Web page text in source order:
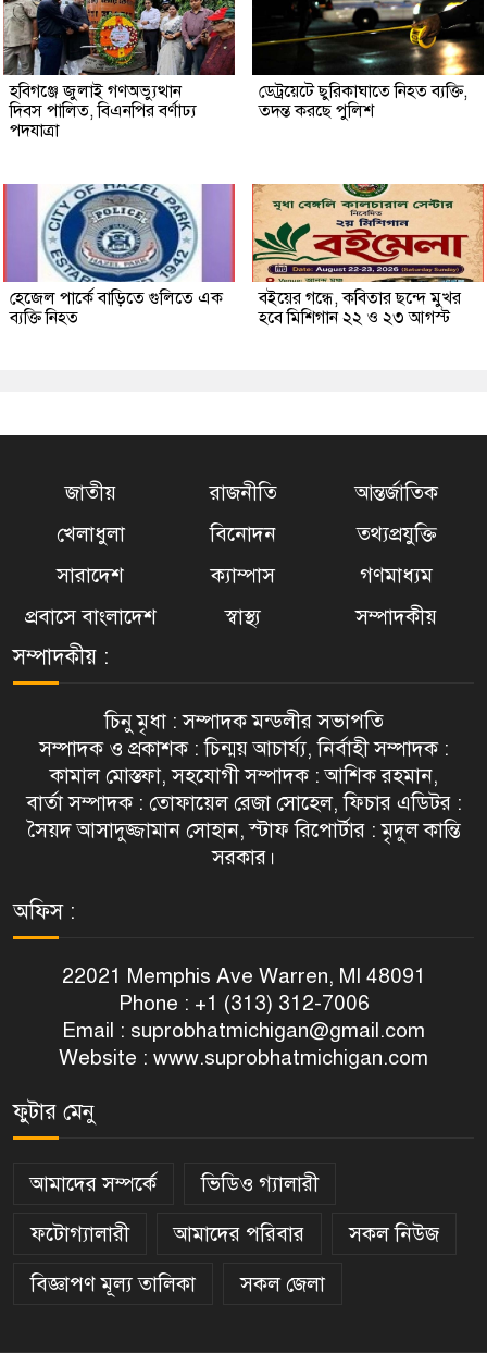
হবিগঞ্জে জুলাই গণঅভ্যুত্থান
দিবস পালিত, বিএনপির বর্ণাঢ্য
পদযাত্রা
ডেট্রয়েটে ছুরিকাঘাতে নিহত ব্যক্তি,
তদন্ত করছে পুলিশ
হেজেল পার্কে বাড়িতে গুলিতে এক
ব্যক্তি নিহত
বইয়ের গন্ধে, কবিতার ছন্দে মুখর
হবে মিশিগান ২২ ও ২৩ আগস্ট
জাতীয় রাজনীতি
আন্তর্জাতিক
খেলাধুলা
বিনোদন
তথ্যপ্রযুক্তি
সারাদেশ
ক্যাম্পাস
গণমাধ্যম
প্রবাসে বাংলাদেশ
স্বাস্থ্য সম্পাদকীয়
সম্পাদকীয় :
চিনু মৃধা : সম্পাদক মন্ডলীর সভাপতি
সম্পাদক ও প্রকাশক : চিন্ময় আচার্য্য, নির্বাহী সম্পাদক :
কামাল মোস্তফা, সহযোগী সম্পাদক : আশিক রহমান,
বার্তা সম্পাদক : তোফায়েল রেজা সোহেল, ফিচার এডিটর :
সৈয়দ আসাদুজ্জামান সোহান, স্টাফ রিপোর্টার : মৃদুল কান্তি
সরকার।
অফিস :
22021 Memphis Ave Warren, MI 48091
Phone : +1 (313) 312-7006
Email : suprobhatmichigan@gmail.com
Website : www.suprobhatmichigan.com
ফুটার মেনু
আমাদের সম্পর্কে
ভিডিও গ্যালারী
ফটোগ্যালারী
আমাদের পরিবার
সকল নিউজ
বিজ্ঞাপণ মূল্য তালিকা
সকল জেলা